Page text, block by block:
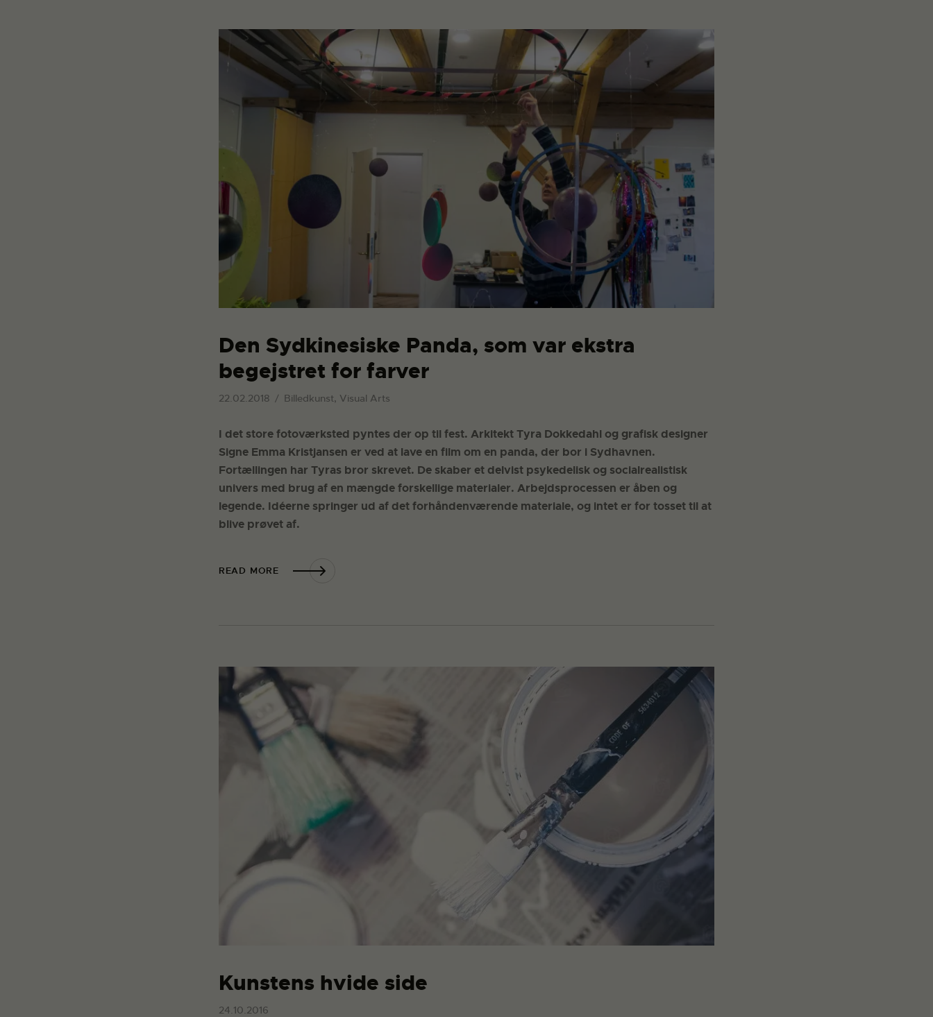
Den Sydkinesiske Panda, som var ekstra
begejstret for farver
22.02.2018 Billedkunst, Visual Arts
I det store fotoværksted pyntes der op til fest. Arkitekt Tyra Dokkedahl og grafisk designer
Signe Emma Kristjansen er ved at lave en film om en panda, der bor i Sydhavnen.
Fortællingen har Tyras bror skrevet. De skaber et delvist psykedelisk og socialrealistisk
univers med brug af en mængde forskellige materialer. Arbejdsprocessen er åben og
legende. Idéerne springer ud af det forhåndenværende materiale, og intet er for tosset til at
blive prøvet af.
READ MORE
Kunstens hvide side
24.10.2016